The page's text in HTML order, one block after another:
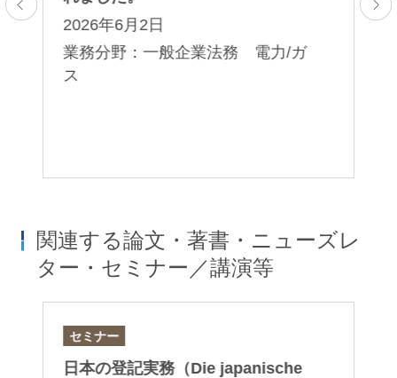
2026年6月2日
業務分野：一般企業法務 電力/ガ
ス
関連する論文・著書・ニューズレ
ター・セミナー／講演等
セミナー
日本の登記実務（Die japanische